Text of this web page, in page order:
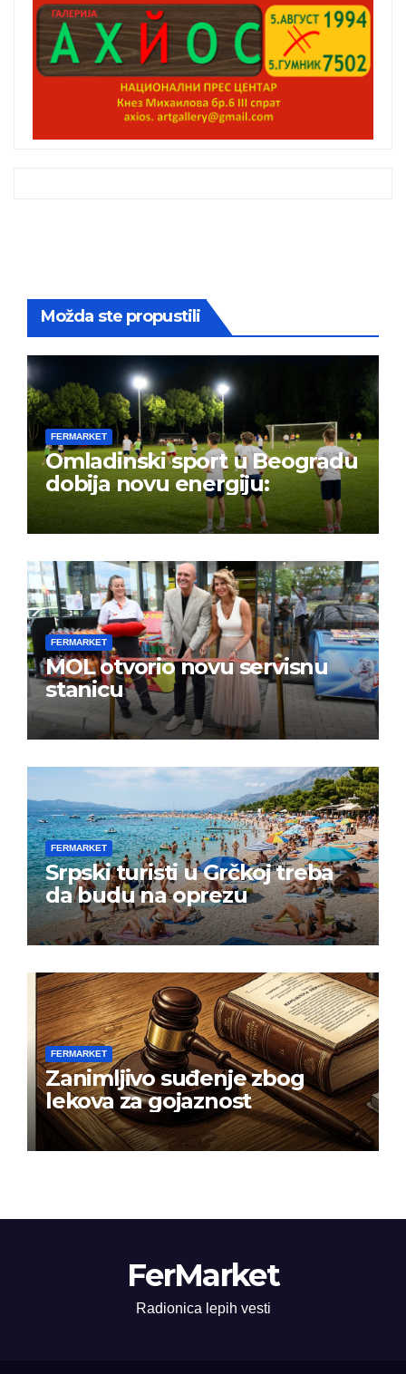
Možda ste propustili
FERMARKET
Omladinski sport u Beogradu
dobija novu energiju:
FERMARKET
MOL otvorio novu servisnu
stanicu
FERMARKET
Srpski turisti u Grčkoj treba
da budu na oprezu
FERMARKET
Zanimljivo suđenje zbog
lekova za gojaznost
FerMarket
Radionica lepih vesti